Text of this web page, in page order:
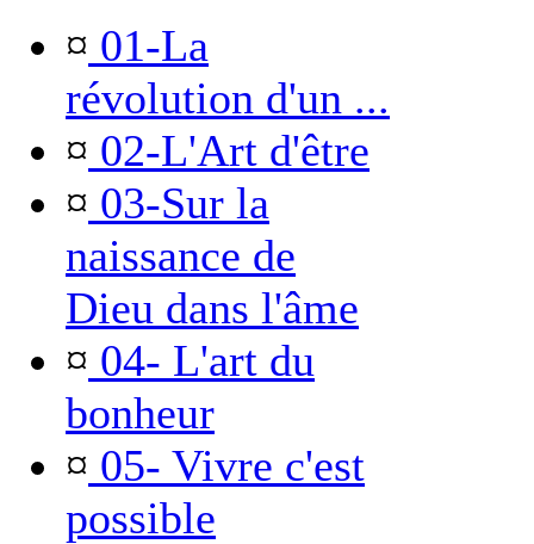
¤ 01-La
révolution d'un ...
¤ 02-L'Art d'être
¤ 03-Sur la
naissance de
Dieu dans l'âme
¤ 04- L'art du
bonheur
¤ 05- Vivre c'est
possible